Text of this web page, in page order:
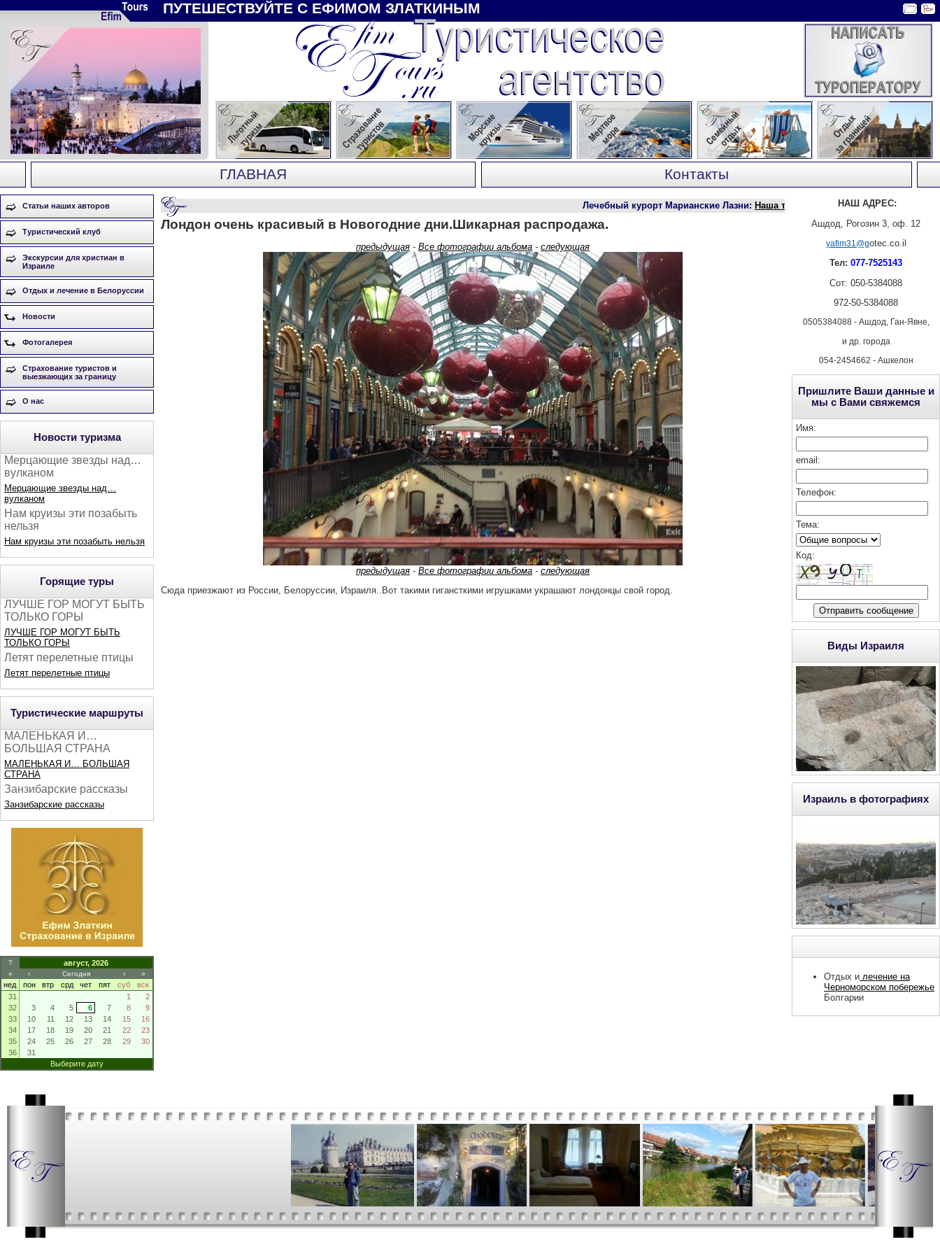
ПУТЕШЕСТВУЙТЕ С ЕФИМОМ ЗЛАТКИНЫМ
ГЛАВНАЯ Контакты
Статьи наших авторов
Туристический клуб
Экскурсии для христиан в
Израиле
Отдых и лечение в Белоруссии
Новости
Фотогалерея
Страхование туристов и
выезжающих за границу
О нас
Новости туризма
Мерцающие звезды над…
вулканом
Мерцающие звезды над…
вулканом
Нам круизы эти позабыть
нельзя
Нам круизы эти позабыть нельзя
Горящие туры
ЛУЧШЕ ГОР МОГУТ БЫТЬ
ТОЛЬКО ГОРЫ
ЛУЧШЕ ГОР МОГУТ БЫТЬ
ТОЛЬКО ГОРЫ
Летят перелетные птицы
Летят перелетные птицы
Туристические маршруты
МАЛЕНЬКАЯ И…
БОЛЬШАЯ СТРАНА
МАЛЕНЬКАЯ И… БОЛЬШАЯ
СТРАНА
Занзибарские рассказы
Занзибарские рассказы
? август, 2026
« ‹ Сегодня › »
нед пон втр срд чет пят суб
вск
31
1
2
32
3 4 5 6 7 8
9
33
10 11 12 13 14 15
16
34
17 18 19 20 21 22
23
35
24 25 26 27 28 29
30
36
31
Выберите дату
Лечебный курорт Марианские Лазни:Наша туристическая фирма заключила
Лондон очень красивый в Новогодние дни.Шикарная распродажа.
предыдущая - Все фотографии альбома - следующая
предыдущая - Все фотографии альбома - следующая
Сюда приезжают из России, Белоруссии, Израиля..Вот такими гигансткими игрушками украшают лондонцы свой город.
НАШ АДРЕС:
Ашдод, Рогозин 3, оф. 12
yafim31@gotec.co.il
Тел: 077-7525143
Сот: 050-5384088
972-50-5384088
0505384088 - Ашдод, Ган-Явне,
и др. города
054-2454662 - Ашкелон
Пришлите Ваши данные и
мы с Вами свяжемся
Имя:
email:
Телефон:
Тема:
Код:
Виды Израиля
Израиль в фотографиях
Отдых и лечение на
Черноморском побережье
Болгарии